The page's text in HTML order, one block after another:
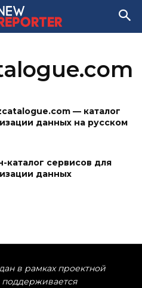
— каталог
данных на русском
каталог сервисов для
данных
в рамках проектной
поддерживается